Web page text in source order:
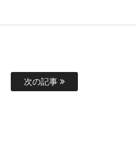
次の記事